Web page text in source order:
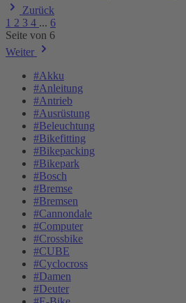
Zurück
1 2 3 4 ... 6
Seite von 6
Weiter
#Akku
#Anleitung
#Antrieb
#Ausrüstung
#Beleuchtung
#Bikefitting
#Bikepacking
#Bikepark
#Bosch
#Bremse
#Bremsen
#Cannondale
#Computer
#Crossbike
#CUBE
#Cyclocross
#Damen
#Deuter